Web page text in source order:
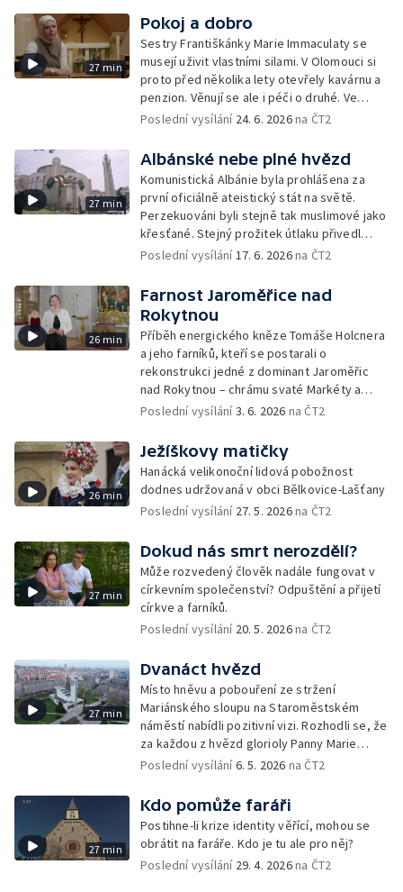
27 min
Pokoj a dobro
Sestry Františkánky Marie Immaculaty se
musejí uživit vlastními silami. V Olomouci si
proto před několika lety otevřely kavárnu a
penzion. Věnují se ale i péči o druhé. Ve
Strání pomáhají v odlehčovací službě, v
dnes žijí řeholní sestry mimo zdi kláštera?
Poslední vysílání 24. 6. 2026na ČT2
27 min
Albánské nebe plné hvězd
Komunistická Albánie byla prohlášena za
první oficiálně ateistický stát na světě.
Perzekuováni byli stejně tak muslimové jako
křesťané. Stejný prožitek útlaku přivedl
tamní věřící k náboženské snášenlivosti a
Poslední vysílání17. 6. 2026na ČT2
26 min
Farnost Jaroměřice nad
Rokytnou
Příběh energického kněze Tomáše Holcnera
a jeho farníků, kteří se postarali o
rekonstrukci jedné z dominant Jaroměřic
nad Rokytnou – chrámu svaté Markéty a
vlastníma rukama pomáhali při výstavbě
Poslední vysílání3. 6. 2026 na ČT2
26 min
Ježíškovy matičky
Hanácká velikonoční lidová pobožnost
dodnes udržovaná v obci Bělkovice-Lašťany
Poslední vysílání 27. 5. 2026na ČT2
27 min
Dokud nás smrt nerozdělí?
Může rozvedený člověk nadále fungovat v
církevním společenství? Odpuštění a přijetí
církve a farníků.
Poslední vysílání 20. 5. 2026na ČT2
27 min
Dvanáct hvězd
Místo hněvu a pobouření ze stržení
Mariánského sloupu na Staroměstském
náměstí nabídli pozitivní vizi. Rozhodli se, že
za každou z hvězd glorioly Panny Marie
postaví v Praze kostel. Dokument České
Poslední vysílání6. 5. 2026 na ČT2
27 min
Kdo pomůže faráři
Postihne-li krize identity věřící, mohou se
obrátit na faráře. Kdo je tu ale pro něj?
Poslední vysílání 29. 4. 2026na ČT2